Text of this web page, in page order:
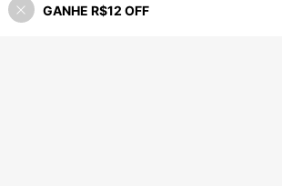
ADICIONAR AO
GANHE R$12 OFF